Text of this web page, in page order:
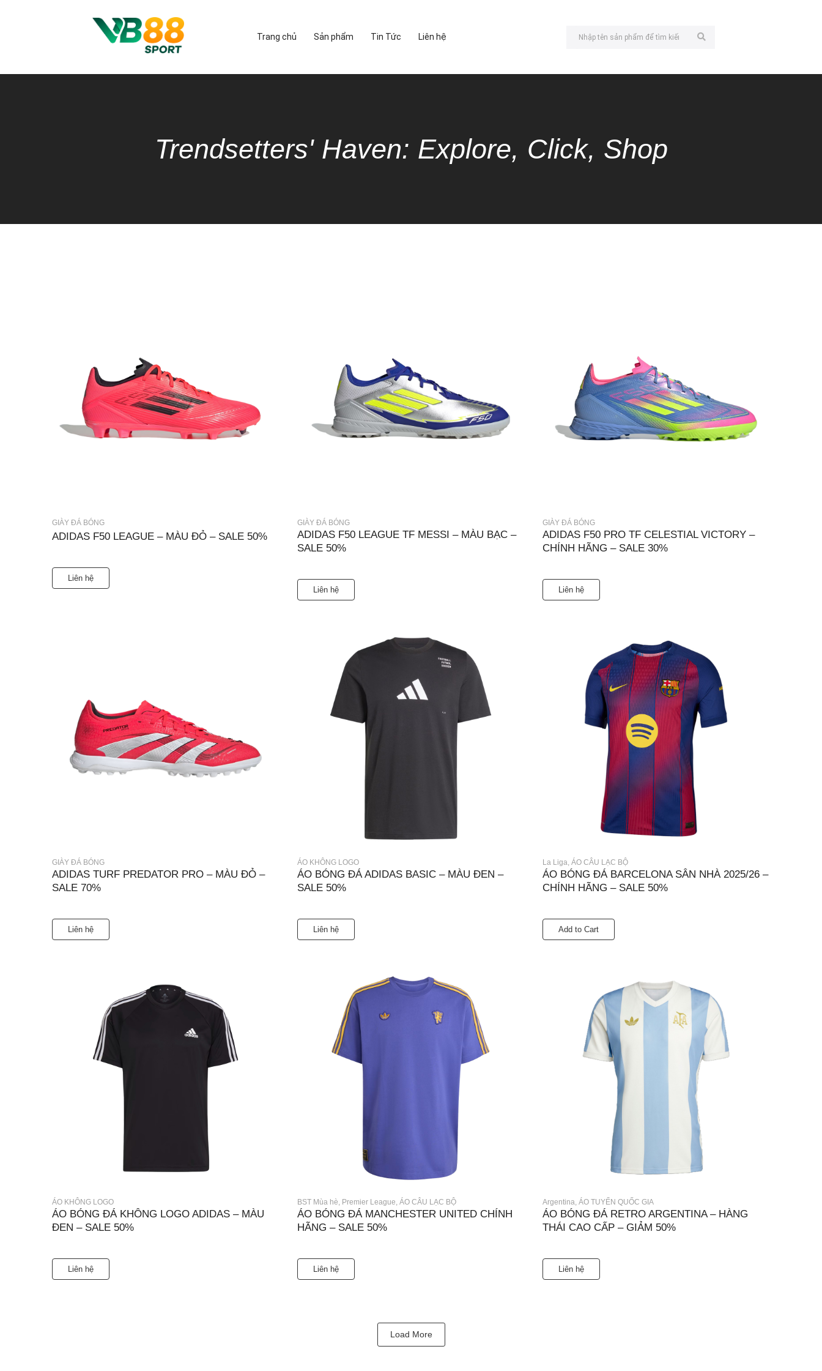
Trang chủ Sản phẩm Tin Tức Liên hệ
Trendsetters' Haven: Explore, Click, Shop
GIÀY ĐÁ BÓNG
ADIDAS F50 LEAGUE – MÀU ĐỎ – SALE 50%
Liên hệ
GIÀY ĐÁ BÓNG
ADIDAS F50 LEAGUE TF MESSI – MÀU BẠC –
SALE 50%
Liên hệ
GIÀY ĐÁ BÓNG
ADIDAS F50 PRO TF CELESTIAL VICTORY –
CHÍNH HÃNG – SALE 30%
Liên hệ
GIÀY ĐÁ BÓNG
ADIDAS TURF PREDATOR PRO – MÀU ĐỎ –
SALE 70%
Liên hệ
ÁO KHÔNG LOGO
ÁO BÓNG ĐÁ ADIDAS BASIC – MÀU ĐEN –
SALE 50%
Liên hệ
La Liga, ÁO CÂU LẠC BỘ
ÁO BÓNG ĐÁ BARCELONA SÂN NHÀ 2025/26 –
CHÍNH HÃNG – SALE 50%
Add to Cart
ÁO KHÔNG LOGO
ÁO BÓNG ĐÁ KHÔNG LOGO ADIDAS – MÀU
ĐEN – SALE 50%
Liên hệ
BST Mùa hè, Premier League, ÁO CÂU LẠC BỘ
ÁO BÓNG ĐÁ MANCHESTER UNITED CHÍNH
HÃNG – SALE 50%
Liên hệ
Argentina, ÁO TUYỂN QUỐC GIA
ÁO BÓNG ĐÁ RETRO ARGENTINA – HÀNG
THÁI CAO CẤP – GIẢM 50%
Liên hệ
Load More